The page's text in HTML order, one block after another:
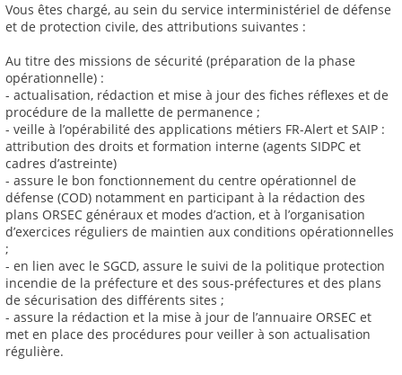
Vous êtes chargé, au sein du service interministériel de défense
et de protection civile, des attributions suivantes :
Au titre des missions de sécurité (préparation de la phase
opérationnelle) :
- actualisation, rédaction et mise à jour des fiches réflexes et de
procédure de la mallette de permanence ;
- veille à l’opérabilité des applications métiers FR-Alert et SAIP :
attribution des droits et formation interne (agents SIDPC et
cadres d’astreinte)
- assure le bon fonctionnement du centre opérationnel de
défense (COD) notamment en participant à la rédaction des
plans ORSEC généraux et modes d’action, et à l’organisation
d’exercices réguliers de maintien aux conditions opérationnelles
;
- en lien avec le SGCD, assure le suivi de la politique protection
incendie de la préfecture et des sous-préfectures et des plans
de sécurisation des différents sites ;
- assure la rédaction et la mise à jour de l’annuaire ORSEC et
met en place des procédures pour veiller à son actualisation
régulière.